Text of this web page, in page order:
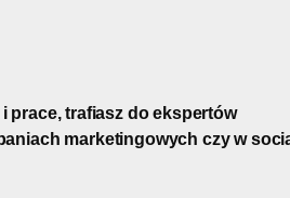
i prace, trafiasz do ekspertów
marketingowych czy w